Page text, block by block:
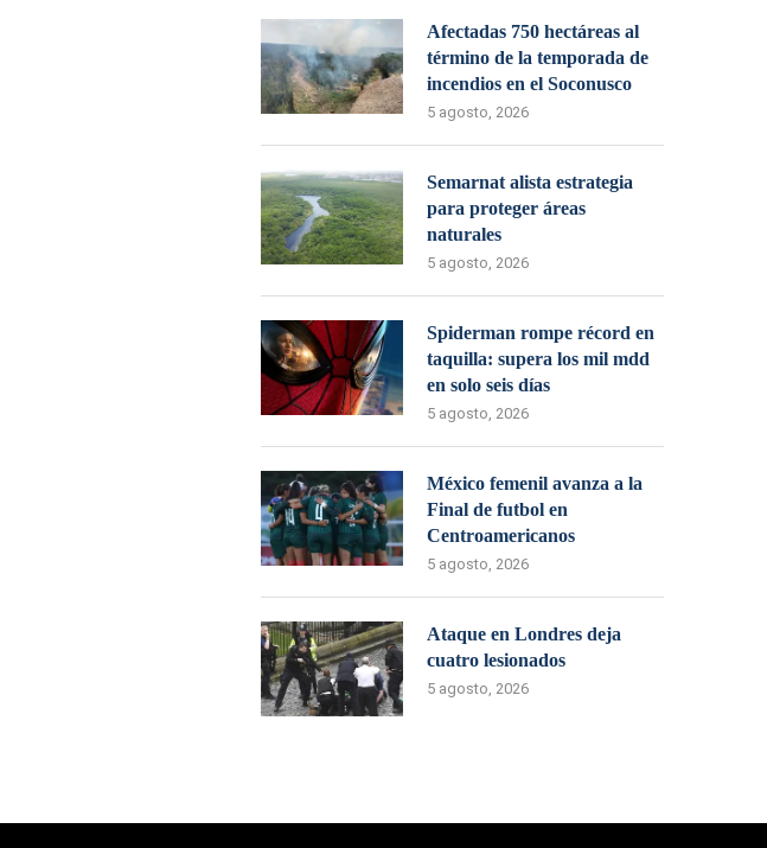
Afectadas 750 hectáreas al
término de la temporada de
incendios en el Soconusco
5 agosto, 2026
Semarnat alista estrategia
para proteger áreas
naturales
5 agosto, 2026
Spiderman rompe récord en
taquilla: supera los mil mdd
en solo seis días
5 agosto, 2026
México femenil avanza a la
Final de futbol en
Centroamericanos
5 agosto, 2026
Ataque en Londres deja
cuatro lesionados
5 agosto, 2026